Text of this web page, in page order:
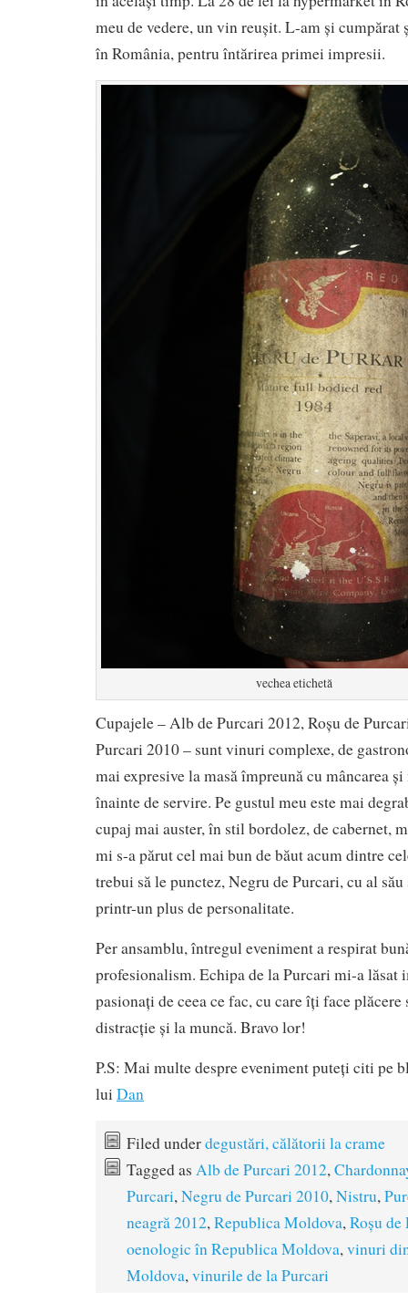
meu de vedere, un vin reușit. L-am și cumpărat
în România, pentru întărirea primei impresii.
vechea etichetă
Cupajele – Alb de Purcari 2012, Roșu de
Purcari 2010 – sunt vinuri complexe, de
mai expresive la masă împreună cu mâncarea și
înainte de servire. Pe gustul meu este mai
cupaj mai auster, în stil bordolez, de cabernet,
mi s-a părut cel mai bun de băut acum dintre
trebui să le punctez, Negru de Purcari, cu al
printr-un plus de personalitate.
Per ansamblu, întregul eveniment a respirat
profesionalism. Echipa de la Purcari mi-a lăsat
pasionați de ceea ce fac, cu care îți face
distracție și la muncă. Bravo lor!
P.S: Mai multe despre eveniment puteți citi pe
lui Dan
Filed underdegustări, călătorii la crame
Tagged as Alb de Purcari 2012,
Purcari,Negru de Purcari 2010,Nistru,
neagră 2012,Republica Moldova,Roșu de
oenologic în Republica Moldova,vinuri
Moldova,vinurile de la Purcari